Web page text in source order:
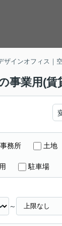
ザインオフィス｜
事業用(賃
事務所 土地
駐車場
～